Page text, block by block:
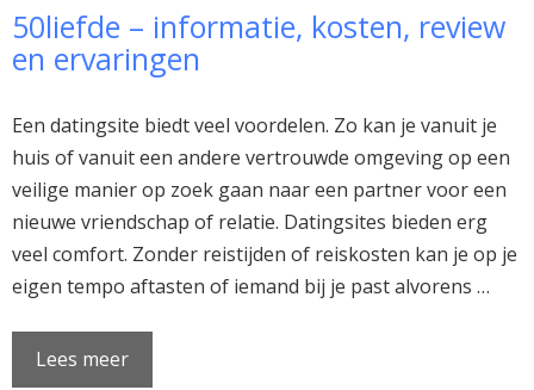
50liefde – informatie, kosten, review
en ervaringen
Een datingsite biedt veel voordelen. Zo kan je vanuit je
huis of vanuit een andere vertrouwde omgeving op een
veilige manier op zoek gaan naar een partner voor een
nieuwe vriendschap of relatie. Datingsites bieden erg
veel comfort. Zonder reistijden of reiskosten kan je op je
eigen tempo aftasten of iemand bij je past alvorens …
Lees meer